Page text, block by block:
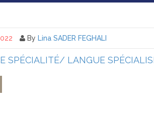
By Lina SADER FEGHALI
SPÉCIALITÉ/ LANGUE